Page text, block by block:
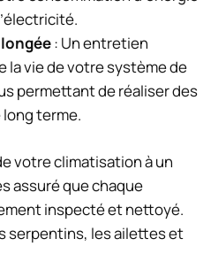
: Un entretien
la vie de votre système de
permettant de réaliser des
terme.
votre climatisation à un
assuré que chaque
inspecté et nettoyé.
serpentins, les ailettes et